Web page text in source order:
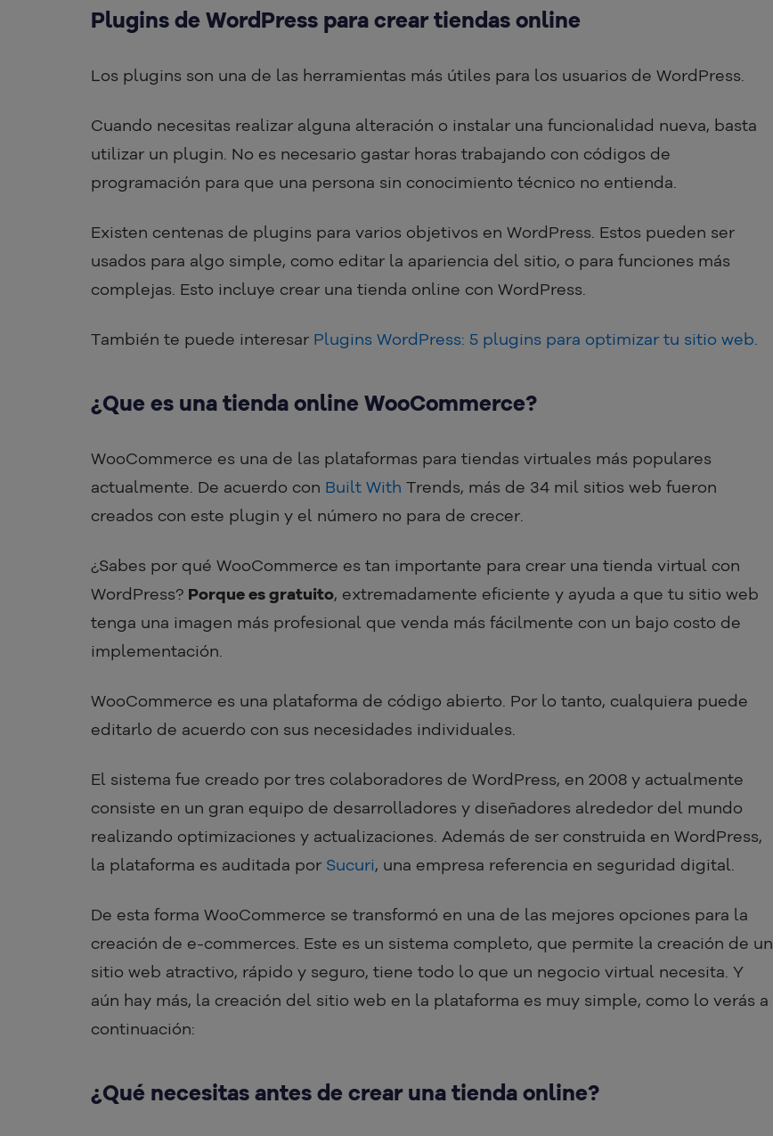
Plugins de WordPress para crear tiendas online
Los plugins son una de las herramientas más útiles para los usuarios de WordPress.
Cuando necesitas realizar alguna alteración o instalar una funcionalidad nueva, basta
utilizar un plugin. No es necesario gastar horas trabajando con códigos de
programación para que una persona sin conocimiento técnico no entienda.
Existen centenas de plugins para varios objetivos en WordPress. Estos pueden ser
usados para algo simple, como editar la apariencia del sitio, o para funciones más
complejas. Esto incluye crear una tienda online con WordPress.
También te puede interesar Plugins WordPress: 5 plugins para optimizar tu sitio web.
¿Que es una tienda online WooCommerce?
WooCommerce es una de las plataformas para tiendas virtuales más populares
actualmente. De acuerdo con Built With Trends, más de 34 mil sitios web fueron
creados con este plugin y el número no para de crecer.
¿Sabes por qué WooCommerce es tan importante para crear una tienda virtual con
WordPress? Porque es gratuito, extremadamente eficiente y ayuda a que tu sitio web
tenga una imagen más profesional que venda más fácilmente con un bajo costo de
implementación.
WooCommerce es una plataforma de código abierto. Por lo tanto, cualquiera puede
editarlo de acuerdo con sus necesidades individuales.
El sistema fue creado por tres colaboradores de WordPress, en 2008 y actualmente
consiste en un gran equipo de desarrolladores y diseñadores alrededor del mundo
realizando optimizaciones y actualizaciones. Además de ser construida en WordPress,
la plataforma es auditada por Sucuri, una empresa referencia en seguridad digital.
De esta forma WooCommerce se transformó en una de las mejores opciones para la
creación de e-commerces. Este es un sistema completo, que permite la creación de un
sitio web atractivo, rápido y seguro, tiene todo lo que un negocio virtual necesita. Y
aún hay más, la creación del sitio web en la plataforma es muy simple, como lo verás a
continuación:
¿Qué necesitas antes de crear una tienda online?